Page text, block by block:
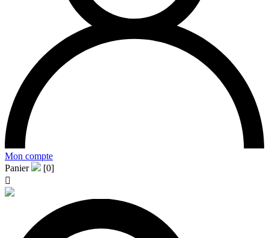
Mon compte
Panier
[0]
